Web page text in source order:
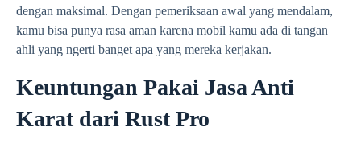
dengan maksimal. Dengan pemeriksaan awal yang mendalam,
kamu bisa punya rasa aman karena mobil kamu ada di tangan
ahli yang ngerti banget apa yang mereka kerjakan.
Keuntungan Pakai Jasa Anti
Karat dari Rust Pro